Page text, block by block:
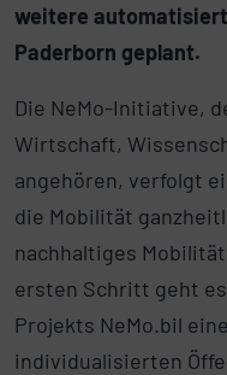
weitere
Paderborn geplant.
Die NeMo-Initiative,
Wirtschaft,
angehören, verfolgt
die Mobilität
nachhaltiges
ersten Schritt geht
Projekts NeMo.bil
individualisierten